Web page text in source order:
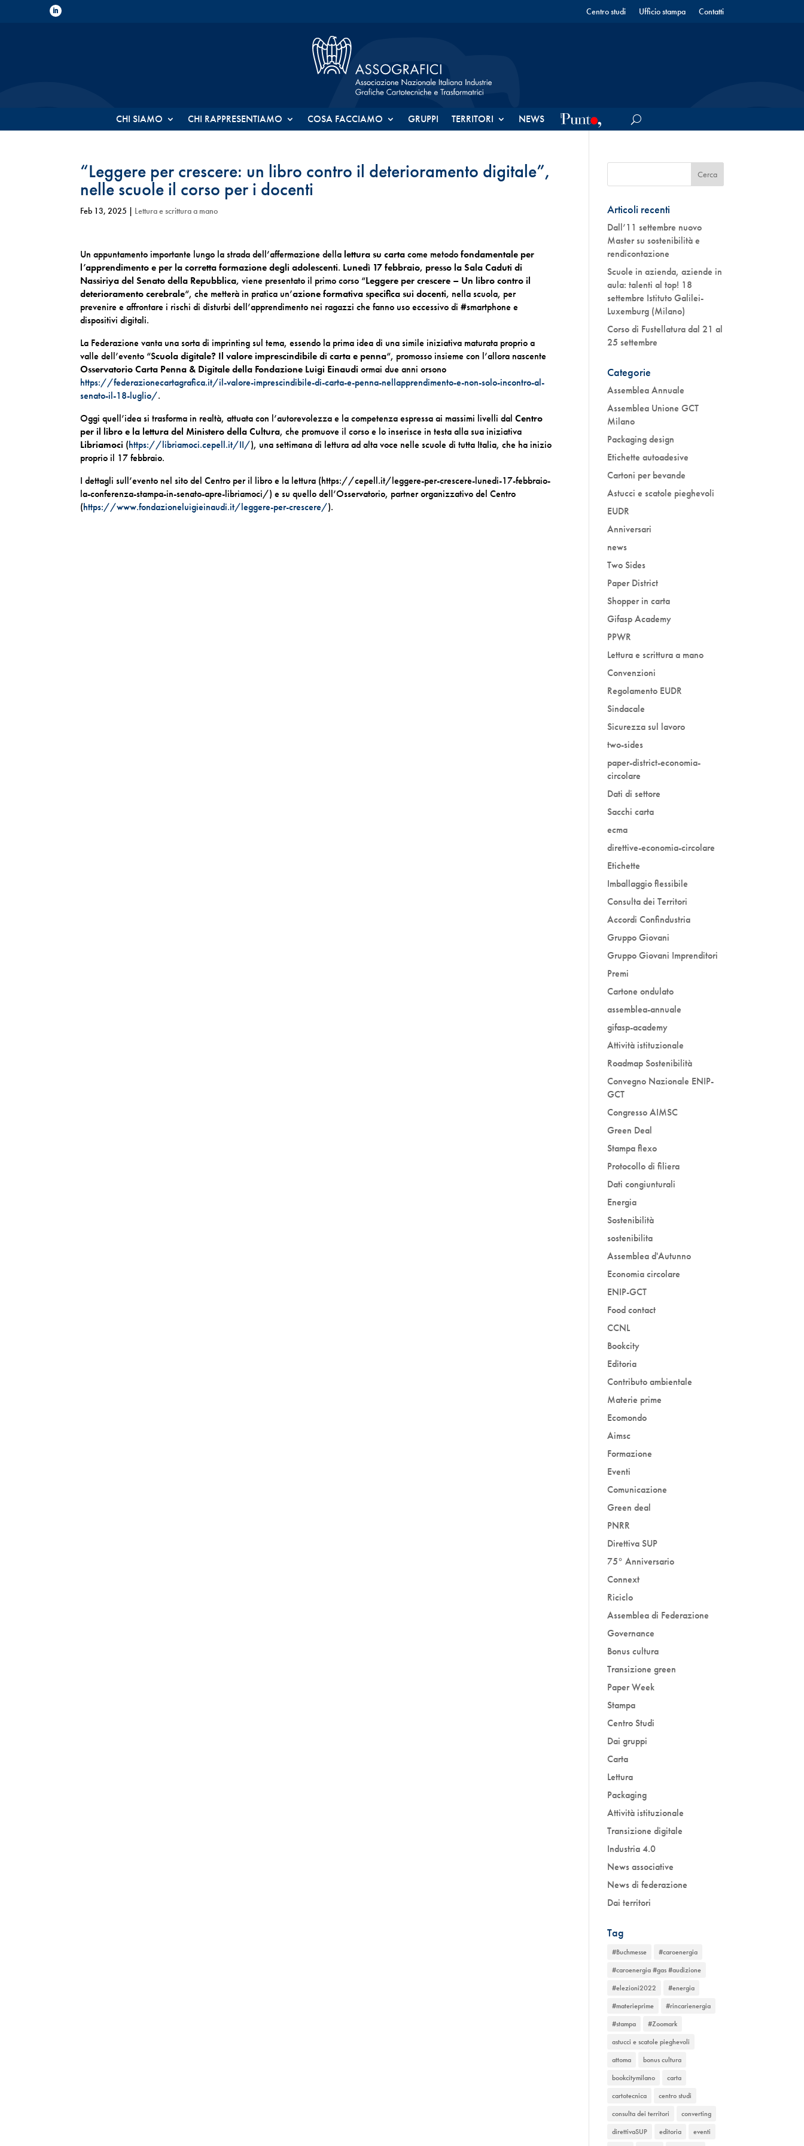
Centro studi Ufficio stampa Contatti
CHI SIAMO CHI RAPPRESENTIAMO COSA FACCIAMO GRUPPI TERRITORI NEWS
“Leggere per crescere: un libro contro il deterioramento digitale”,
nelle scuole il corso per i docenti
Feb 13, 2025 | Lettura e scrittura a mano
Un appuntamento importante lungo la strada dell’affermazione della lettura su cartacome metodofondamentale per
l’apprendimento e per la corretta formazione degli adolescenti. Lunedì 17 febbraio, presso la Sala Caduti di
Nassiriya del Senato della Repubblica, viene presentato il primo corso “Leggere per crescere – Un libro contro il
deterioramento cerebrale“, che metterà in pratica un’azione formativa specifica sui docenti, nella scuola, per
prevenire e affrontare i rischi di disturbi dell’apprendimento nei ragazzi che fanno uso eccessivo di #smartphone e
dispositivi digitali.
La Federazione vanta una sorta di imprinting sul tema, essendo la prima idea di una simile iniziativa maturata proprio a
valle dell’evento “Scuola digitale? Il valore imprescindibile di carta e penna“, promosso insieme con l’allora nascente
Osservatorio Carta Penna & Digitale della Fondazione Luigi Einaudi ormai due anni orsono
https://federazionecartagrafica.it/il-valore-imprescindibile-di-carta-e-penna-nellapprendimento-e-non-solo-incontro-al-
senato-il-18-luglio/.
Oggi quell’idea si trasforma in realtà, attuata con l’autorevolezza e la competenza espressa ai massimi livelli dalCentro
per il libro e la lettura del Ministero della Cultura, che promuove il corso e lo inserisce in testa alla sua iniziativa
Libriamoci (https://libriamoci.cepell.it/II/), una settimana di lettura ad alta voce nelle scuole di tutta Italia, che ha inizio
proprio il 17 febbraio.
I dettagli sull’evento nel sito del Centro per il libro e la lettura (https://cepell.it/leggere-per-crescere-lunedi-17-febbraio-
la-conferenza-stampa-in-senato-apre-libriamoci/) e su quello dell’Osservatorio, partner organizzativo del Centro
(https://www.fondazioneluigieinaudi.it/leggere-per-crescere/).
Articoli recenti
Dall’11 settembre nuovo
Master su sostenibilità e
rendicontazione
Scuole in azienda, aziende in
aula: talenti al top! 18
settembre Istituto Galilei-
Luxemburg (Milano)
Corso di Fustellatura dal 21 al
25 settembre
Categorie
Assemblea Annuale
Assemblea Unione GCT
Milano
Packaging design
Etichette autoadesive
Cartoni per bevande
Astucci e scatole pieghevoli
EUDR
Anniversari
news
Two Sides
Paper District
Shopper in carta
Gifasp Academy
PPWR
Lettura e scrittura a mano
Convenzioni
Regolamento EUDR
Sindacale
Sicurezza sul lavoro
two-sides
paper-district-economia-
circolare
Dati di settore
Sacchi carta
ecma
direttive-economia-circolare
Etichette
Imballaggio flessibile
Consulta dei Territori
Accordi Confindustria
Gruppo Giovani
Gruppo Giovani Imprenditori
Premi
Cartone ondulato
assemblea-annuale
gifasp-academy
Attività istituzionale
Roadmap Sostenibilità
Convegno Nazionale ENIP-
GCT
Congresso AIMSC
Green Deal
Stampa flexo
Protocollo di filiera
Dati congiunturali
Energia
Sostenibilità
sostenibilita
Assemblea d'Autunno
Economia circolare
ENIP-GCT
Food contact
CCNL
Bookcity
Editoria
Contributo ambientale
Materie prime
Ecomondo
Aimsc
Formazione
Eventi
Comunicazione
Green deal
PNRR
Direttiva SUP
75° Anniversario
Connext
Riciclo
Assemblea di Federazione
Governance
Bonus cultura
Transizione green
Paper Week
Stampa
Centro Studi
Dai gruppi
Carta
Lettura
Packaging
Attività istituzionale
Transizione digitale
Industria 4.0
News associative
News di federazione
Dai territori
Tag
#Buchmesse
#caroenergia
#caroenergia #gas #audizione
#elezioni2022
#energia
#materieprime
#rincarienergia
#stampa
#Zoomark
astucci e scatole pieghevoli
attoma
bonus cultura
bookcitymilano
carta
cartotecnica
centro studi
consulta dei territori
converting
direttivaSUP
editoria
eventi